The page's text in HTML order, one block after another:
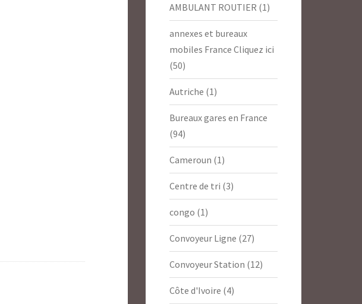
AMBULANT ROUTIER (1)
annexes et bureaux
mobiles France Cliquez ici
(50)
Autriche (1)
Bureaux gares en France
(94)
Cameroun (1)
Centre de tri (3)
congo (1)
Convoyeur Ligne (27)
Convoyeur Station (12)
Côte d'Ivoire (4)